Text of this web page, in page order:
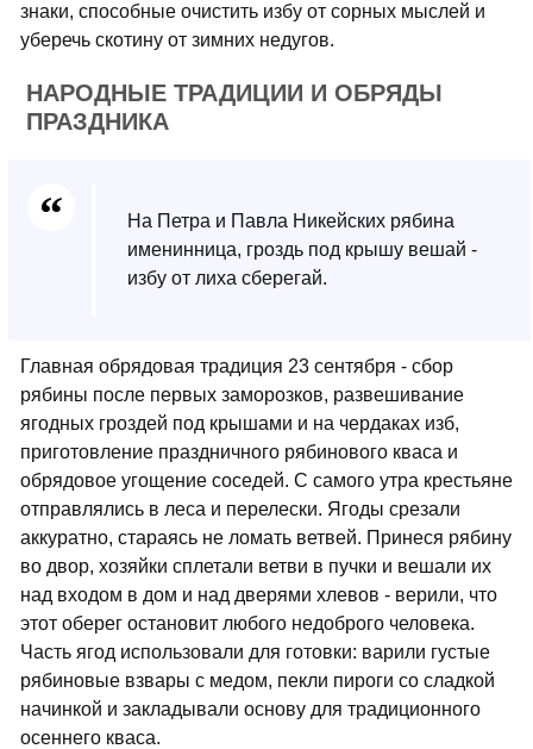
знаки, способные очистить избу от сорных мыслей и
уберечь скотину от зимних недугов.
НАРОДНЫЕ ТРАДИЦИИ И ОБРЯДЫ
ПРАЗДНИКА
На Петра и Павла Никейских рябина
именинница, гроздь под крышу вешай -
избу от лиха сберегай.
Главная обрядовая традиция 23 сентября - сбор
рябины после первых заморозков, развешивание
ягодных гроздей под крышами и на чердаках изб,
приготовление праздничного рябинового кваса и
обрядовое угощение соседей. С самого утра крестьяне
отправлялись в леса и перелески. Ягоды срезали
аккуратно, стараясь не ломать ветвей. Принеся рябину
во двор, хозяйки сплетали ветви в пучки и вешали их
над входом в дом и над дверями хлевов - верили, что
этот оберег остановит любого недоброго человека.
Часть ягод использовали для готовки: варили густые
рябиновые взвары с медом, пекли пироги со сладкой
начинкой и закладывали основу для традиционного
осеннего кваса.